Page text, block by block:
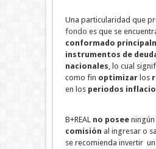
Una particularidad que
fondo es que se
conformado
instrumentos de
nacionales, lo cual
como fin optimizarlos
en los periodos
B+REAL no posee
comisión al ingresar o
se recomienda invertir